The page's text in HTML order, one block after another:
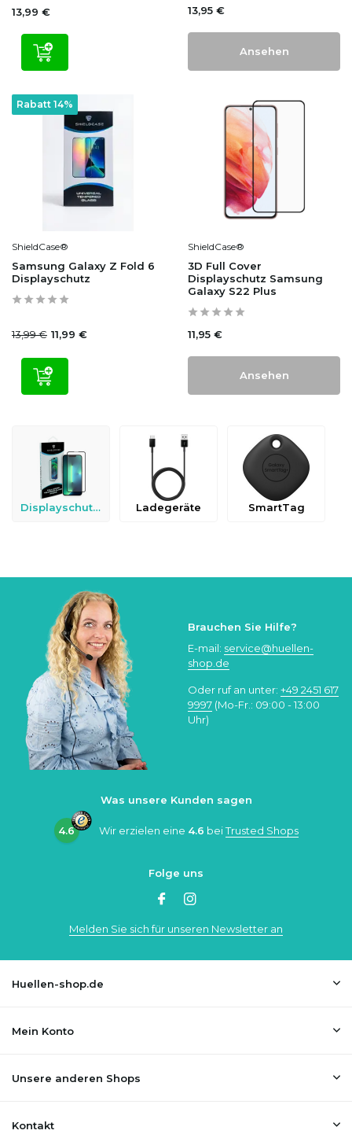
13,99 € 13,95 €
Ansehen
Rabatt 14%
ShieldCase®
Samsung Galaxy Z Fold 6
Displayschutz
13,99 € 11,99 €
ShieldCase®
3D Full Cover
Displayschutz Samsung
Galaxy S22 Plus
11,95 €
Ansehen
Displayschutzfolien Ladegeräte SmartTag
Brauchen Sie Hilfe?
E-mail: service@huellen-
shop.de
Oder ruf an unter: +49 2451 617
9997 (Mo-Fr.: 09:00 - 13:00
Uhr)
Was unsere Kunden sagen
4.6 Wir erzielen eine 4.6 beiTrusted Shops
Folge uns
Melden Sie sich für unseren Newsletter an
Huellen-shop.de
Mein Konto
Unsere anderen Shops
Kontakt